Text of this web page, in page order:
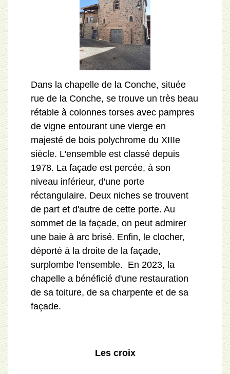
Dans la chapelle de la Conche, située
rue de la Conche, se trouve un très beau
rétable à colonnes torses avec pampres
de vigne entourant une vierge en
majesté de bois polychrome du XIIIe
siècle. L'ensemble est classé depuis
1978. La façade est percée, à son
niveau inférieur, d'une porte
réctangulaire. Deux niches se trouvent
de part et d'autre de cette porte. Au
sommet de la façade, on peut admirer
une baie à arc brisé. Enfin, le clocher,
déporté à la droite de la façade,
surplombe l'ensemble. En 2023, la
chapelle a bénéficié d'une restauration
de sa toiture, de sa charpente et de sa
façade.
Les croix